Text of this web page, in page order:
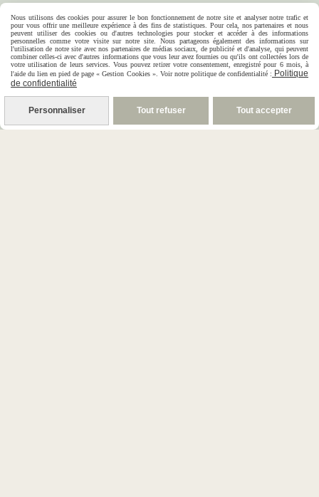
Contact
07-80-02-73-76
Nous utilisons des cookies pour assurer le bon fonctionnement de notre site et analyser notre trafic et
pour vous offrir une meilleure expérience à des fins de statistiques. Pour cela, nos partenaires et nous
peuvent utiliser des cookies ou d'autres technologies pour stocker et accéder à des informations
personnelles comme votre visite sur notre site. Nous partageons également des informations sur
l'utilisation de notre site avec nos partenaires de médias sociaux, de publicité et d'analyse, qui peuvent
combiner celles-ci avec d'autres informations que vous leur avez fournies ou qu'ils ont collectées lors de
votre utilisation de leurs services. Vous pouvez retirer votre consentement, enregistré pour 6 mois, à
l'aide du lien en pied de page « Gestion Cookies ». Voir notre politique de confidentialité : Politique
de confidentialité
Personnaliser Tout refuser Tout accepter